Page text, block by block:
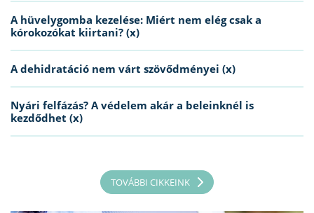
A hüvelygomba kezelése: Miért nem elég csak a
kórokozókat kiirtani? (x)
A dehidratáció nem várt szövődményei (x)
Nyári felfázás? A védelem akár a beleinknél is
kezdődhet (x)
TOVÁBBI CIKKEINK